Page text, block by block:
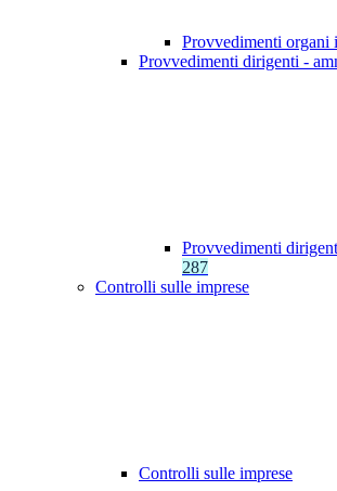
Provvedimenti
Provvedimenti dirigenti -
Provvedimenti
287
Controlli sulle imprese
Controlli sulle imprese